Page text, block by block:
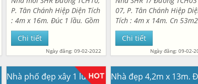
P. Tân Chánh Hiệp Diện Tích
: 4m x 16m. Đúc 1 lầu. Gồm
3PN. Có 1 PN dưới đất. 1
phòng thờ. 2WC. Ban công
sân để xe đầy đủ. Hẻm
Chi tiết
Ngày đăng: 09-02-2022
07, P. Tân Chánh Hiệp
Tích : 4m x 14m. Cn 53m2
thổ cư.Nhà 1 trệt 1 lầu
2WC. Có sân để xe hơi. Nhà
mới nội thất cao cấp.
Chi tiết
Ngày đăng: 09-02-
Nhà phố đẹp xây 1 lửng 3 lầu. Đường nhựa 12m có vỉa hè